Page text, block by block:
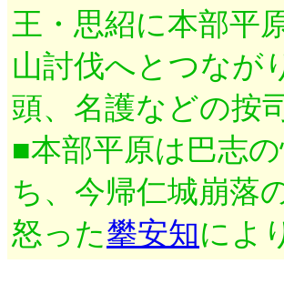
王・思紹に本部平
山討伐へとつなが
頭、名護などの按
■本部平原は巴志
ち、今帰仁城崩落
怒った攀安知によ